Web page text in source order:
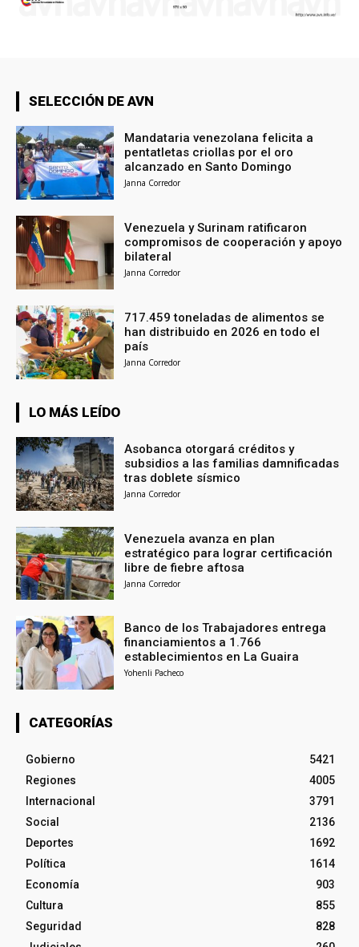
SELECCIÓN DE AVN
Mandataria venezolana felicita a
pentatletas criollas por el oro
alcanzado en Santo Domingo
Janna Corredor
Venezuela y Surinam ratificaron
compromisos de cooperación y apoyo
bilateral
Janna Corredor
717.459 toneladas de alimentos se
han distribuido en 2026 en todo el
país
Janna Corredor
LO MÁS LEÍDO
Asobanca otorgará créditos y
subsidios a las familias damnificadas
tras doblete sísmico
Janna Corredor
Venezuela avanza en plan
estratégico para lograr certificación
libre de fiebre aftosa
Janna Corredor
Banco de los Trabajadores entrega
financiamientos a 1.766
establecimientos en La Guaira
Yohenli Pacheco
CATEGORÍAS
Gobierno
5421
Regiones
4005
Internacional
3791
Social
2136
Deportes
1692
Política
1614
Economía
903
Cultura
855
Seguridad
828